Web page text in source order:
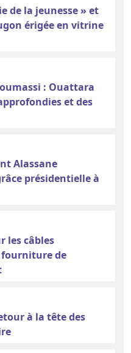
de la jeunesse » et
érigée en vitrine
: Ouattara
et des
Alassane
présidentielle à
les câbles
de
à la tête des